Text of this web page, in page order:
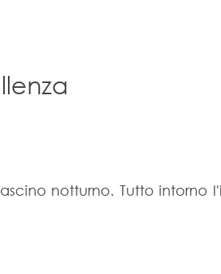
notturno. Tutto intorno